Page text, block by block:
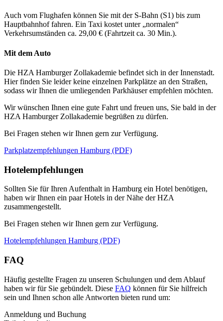
Auch vom Flughafen können Sie mit der S-Bahn (S1) bis zum
Hauptbahnhof fahren. Ein Taxi kostet unter „normalen“
Verkehrsumständen ca. 29,00 € (Fahrtzeit ca. 30 Min.).
Mit dem Auto
Die HZA Hamburger Zollakademie befindet sich in der Innenstadt.
Hier finden Sie leider keine einzelnen Parkplätze an den Straßen,
sodass wir Ihnen die umliegenden Parkhäuser empfehlen möchten.
Wir wünschen Ihnen eine gute Fahrt und freuen uns, Sie bald in der
HZA Hamburger Zollakademie begrüßen zu dürfen.
Bei Fragen stehen wir Ihnen gern zur Verfügung.
Parkplatzempfehlungen Hamburg (PDF)
Hotelempfehlungen
Sollten Sie für Ihren Aufenthalt in Hamburg ein Hotel benötigen,
haben wir Ihnen ein paar Hotels in der Nähe der HZA
zusammengestellt.
Bei Fragen stehen wir Ihnen gern zur Verfügung.
Hotelempfehlungen Hamburg (PDF)
FAQ
Häufig gestellte Fragen zu unseren Schulungen und dem Ablauf
haben wir für Sie gebündelt. Diese FAQ können für Sie hilfreich
sein und Ihnen schon alle Antworten bieten rund um:
Anmeldung und Buchung